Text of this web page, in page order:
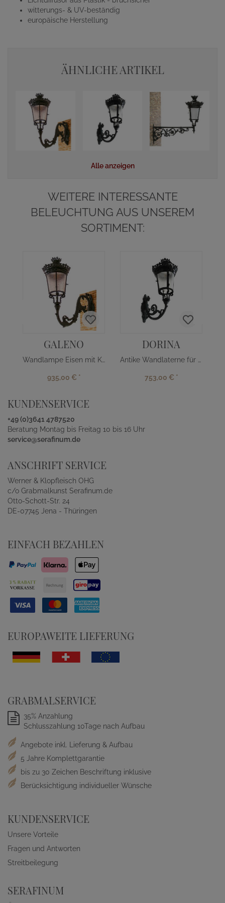
witterungs- & UV-beständig
europäische Herstellung
ÄHNLICHE ARTIKEL
Alle anzeigen
WEITERE INTERESSANTE
BELEUCHTUNG AUS UNSEREM
SORTIMENT:
GALENO
Wandlampe Eisen mit Kronenornament
935,00 € *
DORINA
Antike Wandlaterne für Friedhöfe
753,00 € *
KUNDENSERVICE
+49 (0)3641 4787520
Beratung Montag bis Freitag 10 bis 16 Uhr
service@serafinum.de
ANSCHRIFT SERVICE
Werner & Klopfleisch OHG
c/o Grabmalkunst Serafinum.de
Otto-Schott-Str. 24
DE-07745 Jena - Thüringen
EINFACH BEZAHLEN
EUROPAWEITE LIEFERUNG
GRABMALSERVICE
35% Anzahlung
Schlusszahlung 10Tage nach Aufbau
Angebote inkl. Lieferung & Aufbau
5 Jahre Komplettgarantie
bis zu 30 Zeichen Beschriftung inklusive
Berücksichtigung individueller Wünsche
KUNDENSERVICE
Unsere Vorteile
Fragen und Antworten
Streitbeilegung
SERAFINUM